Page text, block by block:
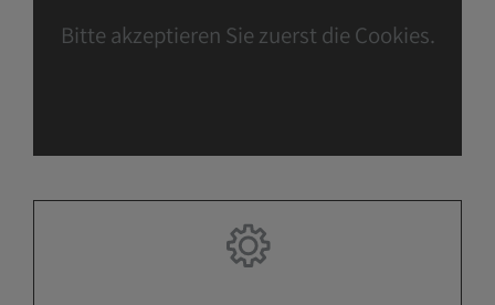
Bitte akzeptieren Sie zuerst die Cookies.